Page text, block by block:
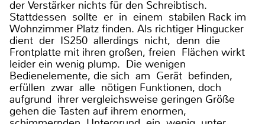
der Verstärker nichts für den Schreibtisch.
Stattdessen sollte er in einem stabilen Rack im
Wohnzimmer Platz finden. Als richtiger Hingucker
dient der IS250 allerdings nicht, denn die
Frontplatte mit ihren großen, freien Flächen wirkt
leider ein wenig plump. Die wenigen
Bedienelemente, die sich am Gerät befinden,
erfüllen zwar alle nötigen Funktionen, doch
aufgrund ihrer vergleichsweise geringen Größe
gehen die Tasten auf ihrem enormen,